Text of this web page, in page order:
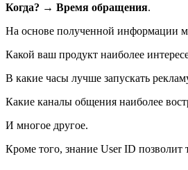
Когда? → Время обращения.
На основе полученной информации
Какой ваш продукт наиболее
В какие часы лучше запускать
Какие каналы общения наиболее
И многое другое.
Кроме того, знание User ID